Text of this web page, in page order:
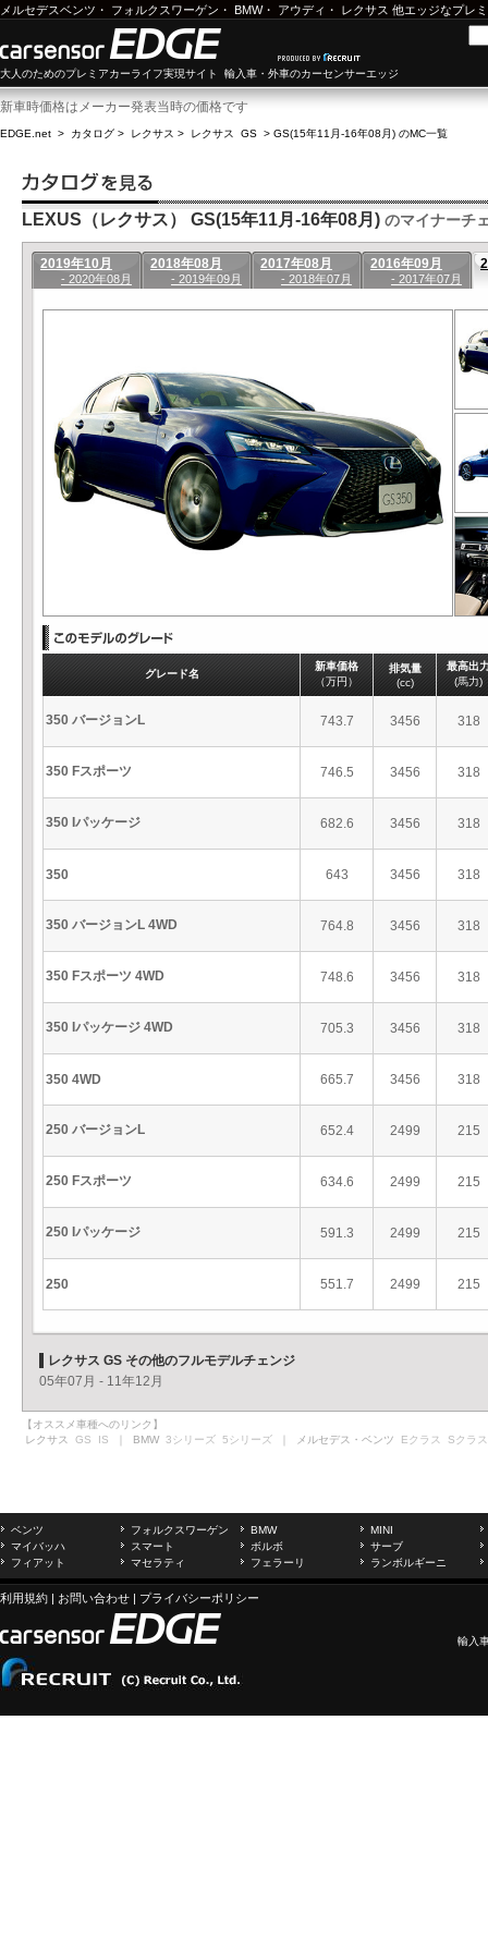
メルセデスベンツ ・ フォルクスワーゲン ・ BMW・ アウディ ・ レクサス 他エッジなプレ
大人のためのプレミアカーライフ実現サイト 輸入車・外車のカーセンサーエッジ
新車時価格はメーカー発表当時の価格です
EDGE.net > カタログ > レクサス > レクサス GS > GS(15年11月-16年08月) のMC一覧
LEXUS（レクサス） GS(15年11月-16年08月) のマイナーチ
2019年10月
- 2020年08月
2018年08月
- 2019年09月
2017年08月
- 2018年07月
2016年09月
- 2017年07月
グレード名
新車価格
（万円）
排気量
(cc)
最高出
(馬力)
350 バージョンL 743.7 3456 318
350 Fスポーツ 746.5 3456 318
350 Iパッケージ 682.6 3456 318
350 643 3456 318
350 バージョンL 4WD 764.8 3456 318
350 Fスポーツ 4WD 748.6 3456 318
350 Iパッケージ 4WD 705.3 3456 318
350 4WD 665.7 3456 318
250 バージョンL 652.4 2499 215
250 Fスポーツ 634.6 2499 215
250 Iパッケージ 591.3 2499 215
250 551.7 2499 215
レクサス GS その他のフルモデルチェンジ
05年07月 - 11年12月
【オススメ車種へのリンク】
レクサス GS IS ｜ BMW 3シリーズ 5シリーズ ｜ メルセデス・ベンツ Eクラス Sクラス
ベンツ フォルクスワーゲン BMW
MINI
マイバッハ
スマート ボルボ
サーブ
フィアット
マセラティ フェラーリ ランボルギーニ
利用規約 | お問い合わせ | プライバシーポリシー
輸入